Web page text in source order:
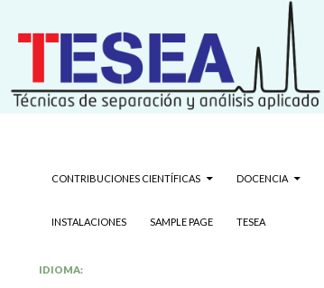
CONTRIBUCIONES CIENTÍFICAS
DOCENCIA
INSTALACIONES SAMPLE PAGE TESEA
IDIOMA: